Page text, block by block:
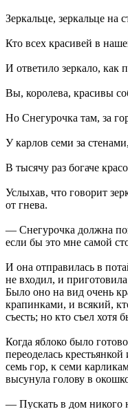
Зеркальце, зеркальце на
Кто всех красивей в
И ответило зеркало, как
Вы, королева, красивы
Но Снегурочка там, за
У карлов семи за стенами,
В тысячу раз богаче
Услыхав, что говорит
от гнева.
— Снегурочка должна
если бы это мне самой
И она отправилась в
не входил, и
Было оно на вид очень
крапинками, и всякий,
съесть; но кто съел хотя
Когда яблоко было
переоделась
семь гор, к семи
высунула голову в
— Пускать в дом никого